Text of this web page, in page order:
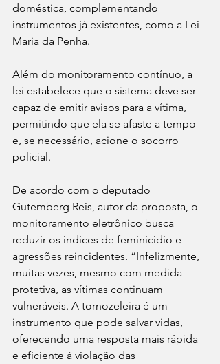
doméstica, complementando
instrumentos já existentes, como a Lei
Maria da Penha.
Além do monitoramento contínuo, a
lei estabelece que o sistema deve ser
capaz de emitir avisos para a vítima,
permitindo que ela se afaste a tempo
e, se necessário, acione o socorro
policial.
De acordo com o deputado
Gutemberg Reis, autor da proposta, o
monitoramento eletrônico busca
reduzir os índices de feminicídio e
agressões reincidentes. “Infelizmente,
muitas vezes, mesmo com medida
protetiva, as vítimas continuam
vulneráveis. A tornozeleira é um
instrumento que pode salvar vidas,
oferecendo uma resposta mais rápida
e eficiente à violação das